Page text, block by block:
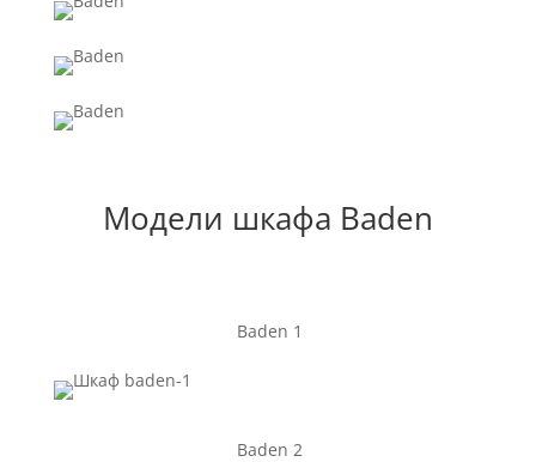
Модели шкафа Baden
Baden 1
Baden 2